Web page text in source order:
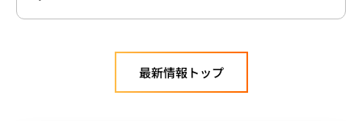
最新情報トップ